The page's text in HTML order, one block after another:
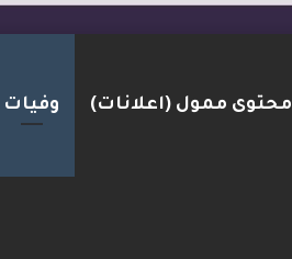
محتوى ممول (اعلانات) وفيات